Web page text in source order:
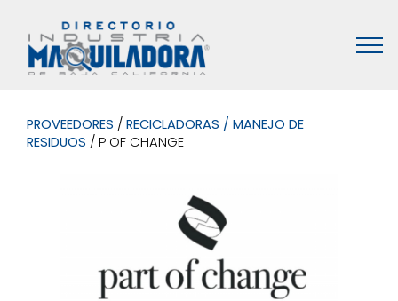
PROVEEDORES / RECICLADORAS / MANEJO DE
RESIDUOS / P OF CHANGE